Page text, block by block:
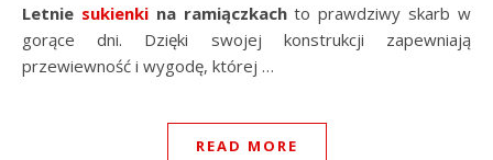
Letnie sukienkina ramiączkachto prawdziwy skarb w
gorące dni. Dzięki swojej konstrukcji zapewniają
przewiewność i wygodę, której …
READ MORE